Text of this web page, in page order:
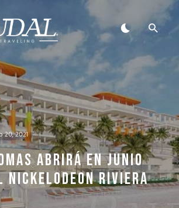
20, 2021
ABRIRÁ EN JUNIO
NICKELODEON RIVIERA